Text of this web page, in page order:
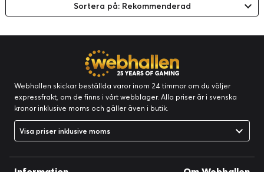
Sortera på: Rekommenderad
Webhallen skickar beställda varor inom 24 timmar om du väljer
expressfrakt, om de finns i vårt webblager. Alla priser är i svenska
kronor inklusive moms och gäller även i butik.
Visa priser inklusive moms